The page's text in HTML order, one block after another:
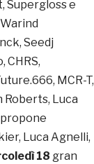
Supergloss e
Seedj
CHRS,
MCR-T,
Roberts, Luca
Luca Agnelli,
18 gran